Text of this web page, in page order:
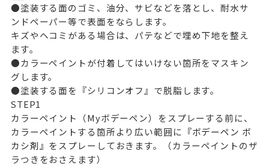
●塗装する面のゴミ、油分、サビなどを落とし、耐水サ
ンドペーパー等で表面をならします。
キズやヘコミがある場合は、パテなどで埋め下地を整え
ます。
●カラーペイントが付着してはいけない箇所をマスキン
グします。
●塗装する面を『シリコンオフ』で脱脂します。
STEP1
カラーペイント（Myボデーペン）をスプレーする前に、
カラーペイントする箇所より広い範囲に 『ボデーペン ボ
カシ剤』 をスプレーしておきます。（カラーペイントのザ
ラつきをおさえます）